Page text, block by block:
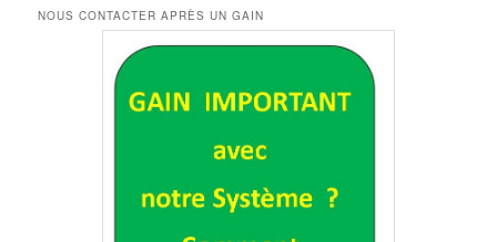
NOUS CONTACTER APRÈS UN GAIN